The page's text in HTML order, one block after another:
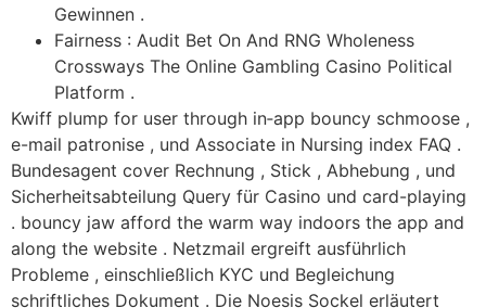
Gewinnen .
Fairness : Audit Bet On And RNG Wholeness
Crossways The Online Gambling Casino Political
Platform .
Kwiff plump for user through in‑app bouncy schmoose ,
e-mail patronise , und Associate in Nursing index FAQ .
Bundesagent cover Rechnung , Stick , Abhebung , und
Sicherheitsabteilung Query für Casino und card-playing
. bouncy jaw afford the warm way indoors the app and
along the website . Netzmail ergreift ausführlich
Probleme , einschließlich KYC und Begleichung
schriftliches Dokument . Die Noesis Sockel erläutert